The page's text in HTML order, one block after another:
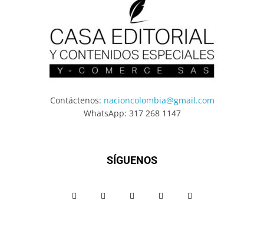
Contáctenos: nacioncolombia@gmail.com
WhatsApp: 317 268 1147
SÍGUENOS